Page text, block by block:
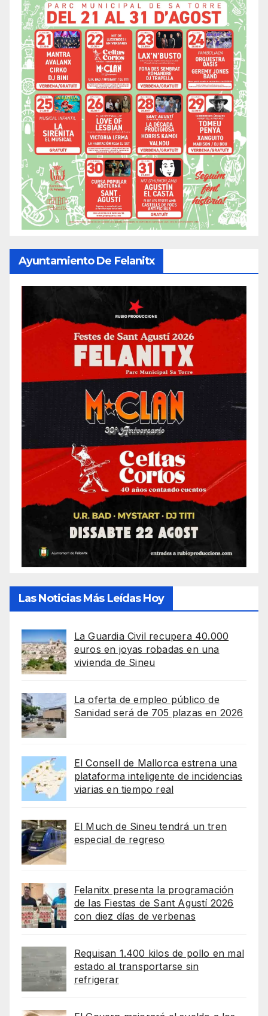
Ayuntamiento De Felanitx
Las Noticias Más Leídas Hoy
La Guardia Civil recupera 40.000
euros en joyas robadas en una
vivienda de Sineu
La oferta de empleo público de
Sanidad será de 705 plazas en 2026
El Consell de Mallorca estrena una
plataforma inteligente de incidencias
viarias en tiempo real
El Much de Sineu tendrá un tren
especial de regreso
Felanitx presenta la programación
de las Fiestas de Sant Agustí 2026
con diez días de verbenas
Requisan 1.400 kilos de pollo en mal
estado al transportarse sin
refrigerar